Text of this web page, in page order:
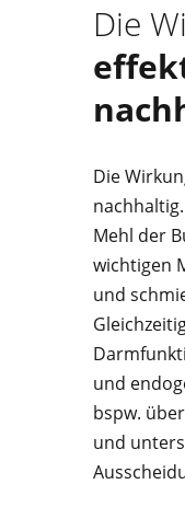
Die
Die
Mehl der
wichtigen
und
und
bspw.
und